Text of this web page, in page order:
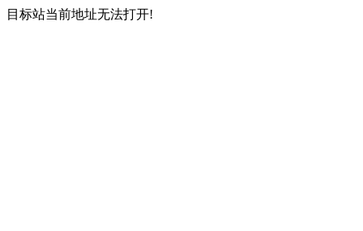
目标站当前地址无法打开!